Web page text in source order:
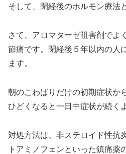
そして、閉経後のホルモン療法
さて、アロマターゼ阻害剤でよ
節痛です。閉経後５年以内の人
ます。
朝のこわばりだけの初期症状か
ひどくなると一日中症状が続く
対処方法は、非ステロイド性抗
トアミノフェンといった鎮痛薬